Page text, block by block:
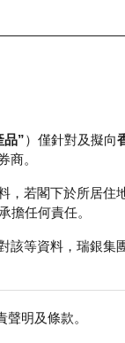
品”）僅針對及擬向
商。
，若閣下於所居住
擔任何責任。
該等資料，瑞銀集
聲明及條款。